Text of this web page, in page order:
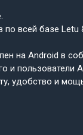
по всей базе Letu
на Android в
и пользователи
удобство и